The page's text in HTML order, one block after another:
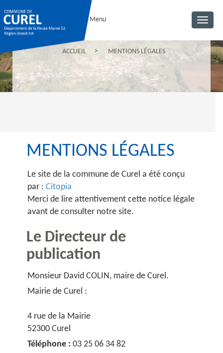
Menu
ACCUEIL MENTIONS LÉGALES
MENTIONS LÉGALES
Le site de la commune de Curel a été conçu
par :Citopia
Merci de lire attentivement cette notice légale
avant de consulter notre site.
Le Directeur de
publication
Monsieur David COLIN, maire de Curel.
Mairie de Curel :
4 rue de la Mairie
52300 Curel
Téléphone : 03 25 06 34 82